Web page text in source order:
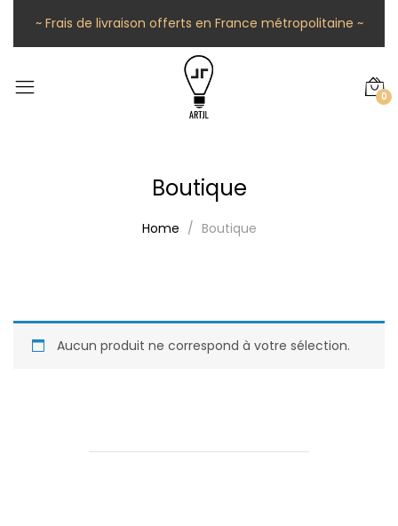
~ Frais de livraison offerts en France métropolitaine ~
0
Boutique
Home Boutique
Aucun produit ne correspond à votre sélection.